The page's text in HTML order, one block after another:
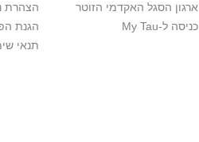
ארגון הסגל האקדמי הזוטר
כניסה ל-My Tau
הצהרת
הגנת
תנאי